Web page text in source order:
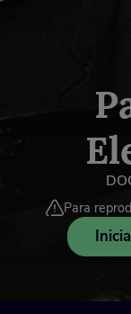
Para